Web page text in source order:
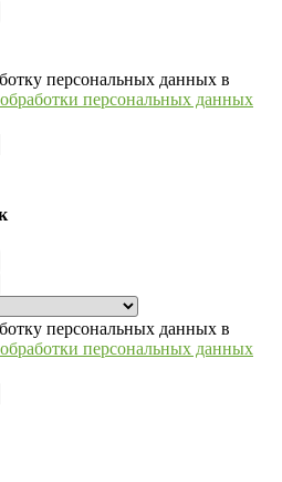
персональных данных в
персональных данных
персональных данных в
персональных данных